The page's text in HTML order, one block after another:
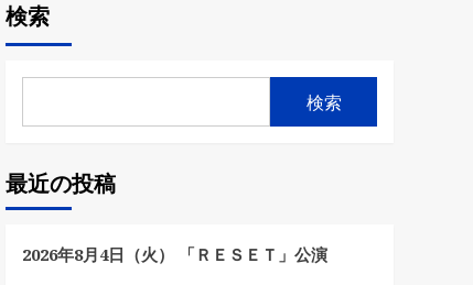
検索
検索
最近の投稿
2026年8月4日（火） 「ＲＥＳＥＴ」公演